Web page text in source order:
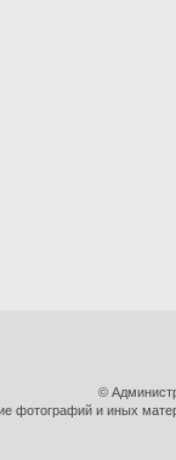
©
фотографий и иных